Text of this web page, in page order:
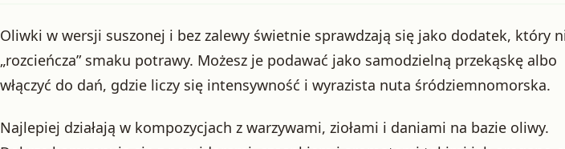
Oliwki w wersji suszonej i bez zalewy świetnie sprawdzają się jako dodatek, który
„rozcieńcza” smaku potrawy. Możesz je podawać jako samodzielną przekąskę albo
włączyć do dań, gdzie liczy się intensywność i wyrazista nuta śródziemnomorska.
Najlepiej działają w kompozycjach z warzywami, ziołami i daniami na bazie oliwy.